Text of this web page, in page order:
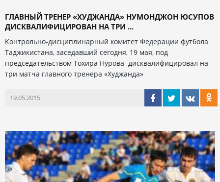
ГЛАВНЫЙ ТРЕНЕР «ХУДЖАНДА» НУМОНДЖОН ЮСУПОВ
ДИСКВАЛИФИЦИРОВАН НА ТРИ ...
Контрольно-дисциплинарный комитет Федерации футбола
Таджикистана, заседавший сегодня, 19 мая, под
председательством Тохира Нурова дисквалифицировал на
три матча главного тренера «Худжанда»
19.05.2015